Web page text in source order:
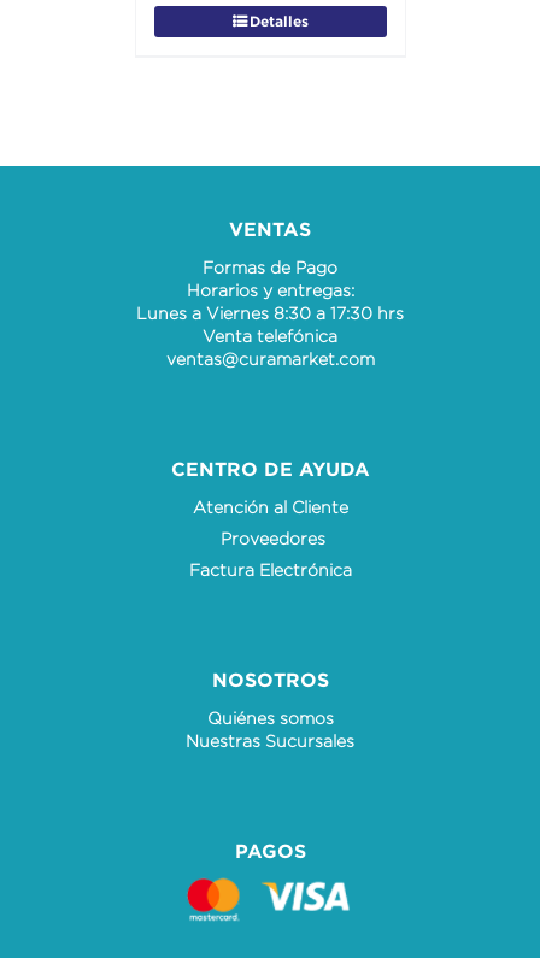
Detalles
VENTAS
Formas de Pago
Horarios y entregas:
Lunes a Viernes 8:30 a 17:30 hrs
Venta telefónica
ventas@curamarket.com
CENTRO DE AYUDA
Atención al Cliente
Proveedores
Factura Electrónica
NOSOTROS
Quiénes somos
Nuestras Sucursales
PAGOS